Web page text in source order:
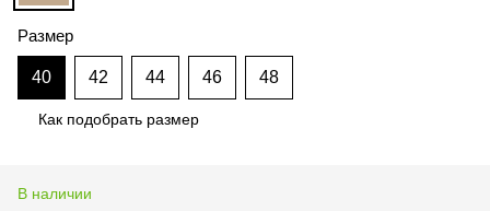
Размер
40 42 44 46 48
Как подобрать размер
В наличии